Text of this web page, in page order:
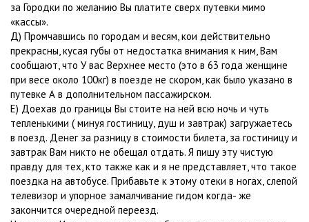
за Городки по желанию Вы платите сверх путевки мимо
«кассы».
Д) Промчавшись по городам и весям, кои действительно
прекрасны, кусая губы от недостатка внимания к ним, Вам
сообщают, что У вас Верхнее место (это в 63 года женщине
при весе около 100кг) в поезде не скором, как было указано в
путевке А в дополнительном пассажирском.
Е) Доехав до границы Вы стоите на ней всю ночь и чуть
тепленькими ( минуя гостиницу, душ и завтрак) загружаетесь
в поезд. Денег за разницу в стоимости билета, за гостиницу и
завтрак Вам никто не обещал отдать. Я пишу эту чистую
правду для тех, кто также как и я не представляет, что такое
поездка на автобусе. Прибавьте к этому отеки в ногах, слепой
телевизор и упорное замалчивание гидом когда- же
закончится очередной переезд.